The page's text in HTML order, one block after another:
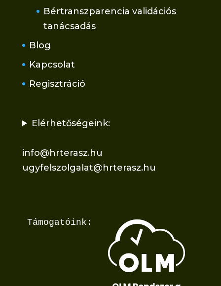
Bértranszparencia validációs
tanácsadás
Blog
Kapcsolat
Regisztráció
Elérhetőségeink:
info@hrterasz.hu
ugyfelszolgalat@hrterasz.hu
Támogatóink: